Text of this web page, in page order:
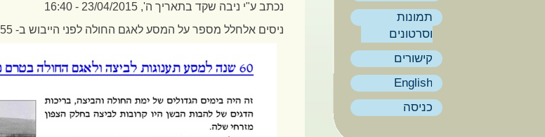
תמונות
וסרטונים
קישורים
English
כניסה
נכתב ע"י ניבה שקד בתאריך ה', 23/04/2015 - 16:40
ניסים אלחלל מספר על המסע לאגם החולה לפני הייבוש ב- 1955: